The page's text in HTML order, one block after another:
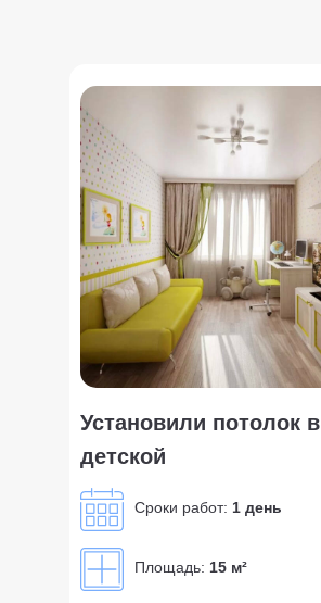
Установили потолок в
детской
Сроки работ: 1 день
Площадь: 15 м²